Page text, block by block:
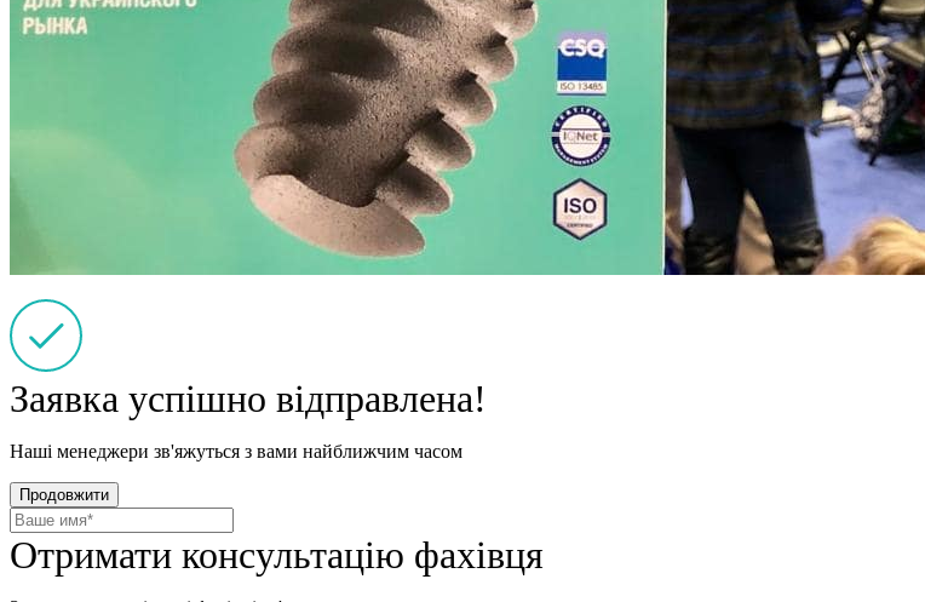
Заявка успішно відправлена!
Наші менеджери зв'яжуться з вами найближчим часом
Продовжити
Отримати консультацію фахівця